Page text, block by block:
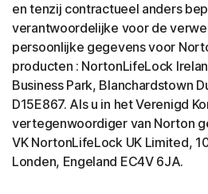
en tenzij contractueel anders
verantwoordelijke voor de
persoonlijke gegevens voor
producten : NortonLifeLock
Business Park, Blanchardstown
D15E867. Als u in het Verenigd
vertegenwoordiger van Norton
VK NortonLifeLock UK Limited,
Londen, Engeland EC4V 6JA.